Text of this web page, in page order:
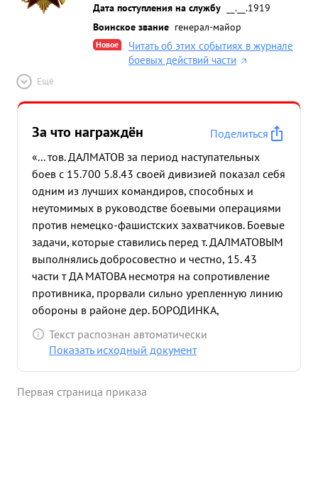
Дата поступления на службу
__.__.1919
Воинское звание генерал-майор
Новое
Читать об этих событиях в журнале
боевых действий части
Ещё
За что награждён
Поделиться
«... тов. ДАЛМАТОВ за период наступательных
боев с 15.700 5.8.43 своей дивизией показал себя
одним из лучших командиров, способных и
неутомимых в руководстве боевыми операциями
против немецко-фашистских захватчиков. Боевые
задачи, которые ставились перед т. ДАЛМАТОВЫМ
выполнялись добросовестно и честно, 15. 43
части т ДА МАТОВА несмотря на сопротивление
противника, прорвали сильно урепленную линию
обороны в районе дер. БОРОДИНКА,
ГОЛОВИНКА, КОТОВО, ПРОТАСОВО, форсировали
реки ОПТУХУ, ОКУ и преследуя противника
КАМЫШЕВО, КАЗНАЧЕЕВКУ, ПАХОМОВО,
Текст распознан автоматически
Показать исходный документ
Первая страница приказа